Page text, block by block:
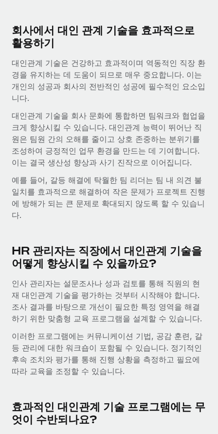
Remote 통합
HR을 워크플로에 매끄럽게 통합
플랫폼
팀을 위한 통합된 핵심 HR 기능
통합
핵심 비즈니스 도구로 프로세스를 간소화
전문가 상담
글로벌 인사 및 규정 준수 업무 처리에 전문가 지원 제공
Compliance Watchtower
규정 준수 관련 위험에 선제적으로 대응
기기 관리
전 세계 IT 장비 제공 및 추적 관리
법인 설립
법인 설립을 빠르고 준법적으로 지원
글로벌 인재 이동 및 전근
직원 해외 이전을 간편하게 처리
손쉬운 직원 복리후생 관리
중견기업
맞춤형 HR 솔루션으로 팀 확장
엔터프라이즈
대기업을 위한 글로벌 HR
REMOTE 파트너 되기
전략적 기술 파트너
플랫폼에 글로벌 HR을 유연하게 통합
파트너 되기
Remote와의 파트너십 기회 탐색
Remote Build 곧 제공 예정
통합 및 AI 자동화 컨설팅
AI 분야의 선구자인 Weaviate가 Remote와 협력하여
조직 규모를 120% 성장시킨 방법
구축합니다. 이 회사의 미션은 전 세계 개발자 및 운영자
(DevOps/MLOps)에게 AI 네이티브...
자세히 알아보기
계약직 관리와 급여 업무를 위해 Remote와 전략적 파
트너십을 맺은 Reverse Tech
Reverse Tech 한눈에 보기 건강 및 웰니스 스타트업인 Reverse
자세히 알아보기
사례 연구
HR 용어집
체크리스트 및 템플릿
직무 설명 라이브러리
웨비나
이벤트
뉴스룸
급여 및 인재 인사이트
인사이트 센터
지원받기
블로그
글로벌 급여
EOR 및 PEO
세금
블로그 둘러보기
Remote 제품 관련 소식: Gusto 및 Xero와의 통합과
Español
Italiano
Português (Portugal)
日本語
한국어
中文（简体）
회사에서 대인 관계 기술을 효과적으로
활용하기
대인관계 기술은 건강하고 효과적이며 역동적인 직장 환
경을 유지하는 데 도움이 되므로 매우 중요합니다. 이는
개인의 성공과 회사의 전반적인 성공에 필수적인 요소입
니다.
대인관계 기술을 회사 문화에 통합하면 팀워크와 협업을
크게 향상시킬 수 있습니다. 대인관계 능력이 뛰어난 직
원은 팀원 간의 오해를 줄이고 상호 존중하는 분위기를
조성하여 긍정적인 업무 환경을 만드는 데 기여합니다.
이는 결국 생산성 향상과 사기 진작으로 이어집니다.
예를 들어, 갈등 해결에 탁월한 팀 리더는 팀 내 의견 불
일치를 효과적으로 해결하여 작은 문제가 프로젝트 진행
에 방해가 되는 큰 문제로 확대되지 않도록 할 수 있습니
다.
HR 관리자는 직장에서 대인관계 기술을
어떻게 향상시킬 수 있을까요?
인사 관리자는 설문조사나 성과 검토를 통해 직원의 현
재 대인관계 기술을 평가하는 것부터 시작해야 합니다.
조사 결과를 바탕으로 개선이 필요한 특정 영역을 해결
하기 위한 맞춤형 교육 프로그램을 설계할 수 있습니다.
이러한 프로그램에는 커뮤니케이션 기법, 공감 훈련, 갈
등 관리에 대한 워크숍이 포함될 수 있습니다. 정기적인
후속 조치와 평가를 통해 진행 상황을 측정하고 필요에
따라 교육을 조정할 수 있습니다.
효과적인 대인관계 기술 프로그램에는 무
엇이 수반되나요?